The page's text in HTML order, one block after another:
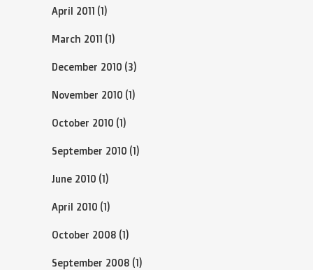
April 2011 (1)
March 2011 (1)
December 2010 (3)
November 2010 (1)
October 2010 (1)
September 2010 (1)
June 2010 (1)
April 2010 (1)
October 2008 (1)
September 2008 (1)